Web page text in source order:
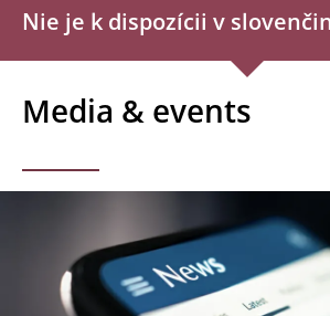
Nie je k dispozícii v
Media & events